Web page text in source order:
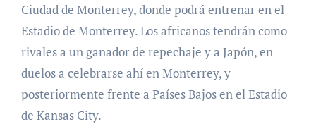
Ciudad de Monterrey, donde podrá entrenar en el
Estadio de Monterrey. Los africanos tendrán como
rivales a un ganador de repechaje y a Japón, en
duelos a celebrarse ahí en Monterrey, y
posteriormente frente a Países Bajos en el Estadio
de Kansas City.